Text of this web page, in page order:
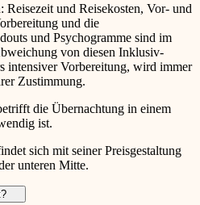
Reisezeit und Reisekosten, Vor- und
und die
und Psychogramme sind im
von diesen Inklusiv-
intensiver Vorbereitung, wird immer
Zustimmung.
die Übernachtung in einem
ist.
sich mit seiner Preisgestaltung
unteren Mitte.